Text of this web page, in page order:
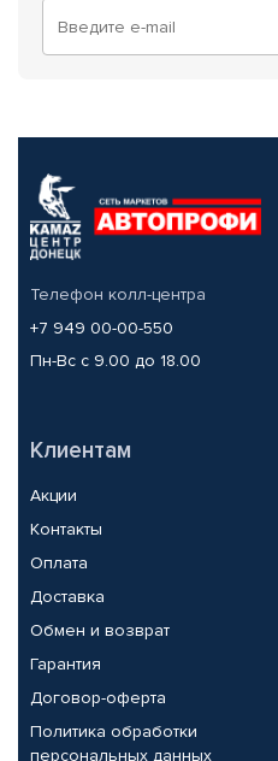
Телефон колл-центра
+7 949 00-00-550
Пн-Вс с 9.00 до 18.00
Клиентам
Акции
Контакты
Оплата
Доставка
Обмен и возврат
Гарантия
Договор-оферта
Политика обработки
персональных данных